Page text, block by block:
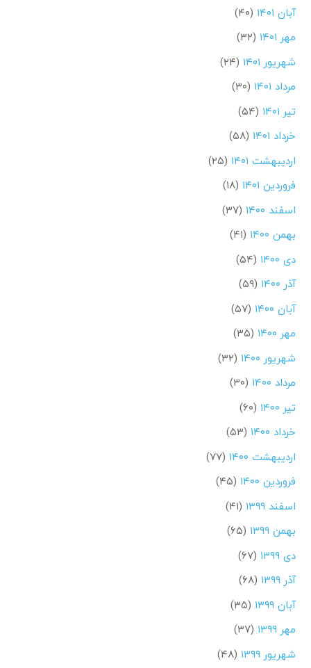
آبان ۱۴۰۱
(۴۰)
مهر ۱۴۰۱
(۳۲)
شهریور ۱۴۰۱
(۲۴)
مرداد ۱۴۰۱
(۳۰)
تیر ۱۴۰۱
(۵۴)
خرداد ۱۴۰۱
(۵۸)
اردیبهشت ۱۴۰۱
(۲۵)
فروردین ۱۴۰۱
(۱۸)
اسفند ۱۴۰۰
(۳۷)
بهمن ۱۴۰۰
(۴۱)
دی ۱۴۰۰
(۵۴)
آذر ۱۴۰۰
(۵۹)
آبان ۱۴۰۰
(۵۷)
مهر ۱۴۰۰
(۳۵)
شهریور ۱۴۰۰
(۳۲)
مرداد ۱۴۰۰
(۳۰)
تیر ۱۴۰۰
(۶۰)
خرداد ۱۴۰۰
(۵۳)
اردیبهشت ۱۴۰۰
(۷۷)
فروردین ۱۴۰۰
(۴۵)
اسفند ۱۳۹۹
(۴۱)
بهمن ۱۳۹۹
(۶۵)
دی ۱۳۹۹
(۶۷)
آذر ۱۳۹۹
(۶۸)
آبان ۱۳۹۹
(۳۵)
مهر ۱۳۹۹
(۳۷)
شهریور ۱۳۹۹
(۴۸)